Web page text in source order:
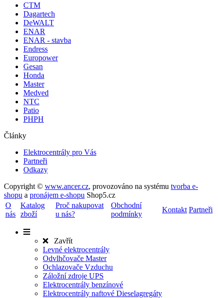
CTM
Dagartech
DeWALT
ENAR
ENAR - stavba
Endress
Europower
Gesan
Honda
Master
Medved
NTC
Patio
PHPH
Články
Elektrocentrály pro Vás
Partneři
Odkazy
Copyright © www.ancer.cz, provozováno na systému tvorba e-
shopu a pronájem e-shopu Shop5.cz
O
nás
Katalog
zboží
Proč nakupovat
u nás?
Obchodní
podmínky
Kontakt Partneři
Zavřít
Levné elektrocentrály
Odvlhčovače Master
Ochlazovače Vzduchu
Záložní zdroje UPS
Elektrocentrály benzínové
Elektrocentrály naftové Dieselagregáty